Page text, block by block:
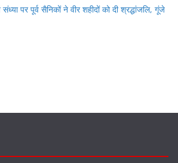
पर पूर्व सैनिकों ने वीर शहीदों को दी श्रद्धांजलि, गूंजे